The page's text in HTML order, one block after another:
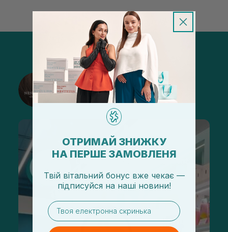
@sisters_stelmakh в Instagram
Подписаться
ОТРИМАЙ ЗНИЖКУ
НА ПЕРШЕ ЗАМОВЛЕНЯ
Твій вітальний бонус вже чекає —
підписуйся на наші новини!
email